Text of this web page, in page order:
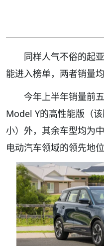
同样人气不俗的起
能进入榜单，两者销量
今年上半年销量前
Model Y的高性能版（
小）外，其余车型均为
电动汽车领域的领先地位